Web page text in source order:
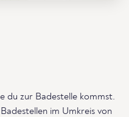
du zur Badestelle kommst.
im Umkreis von